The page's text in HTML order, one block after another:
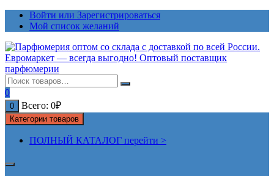
ПерейтиВойти или Зарегистрироваться
Мой список желаний
0
0 Всего: 0₽
Категории товаров
ПОЛНЫЙ КАТАЛОГ перейти >